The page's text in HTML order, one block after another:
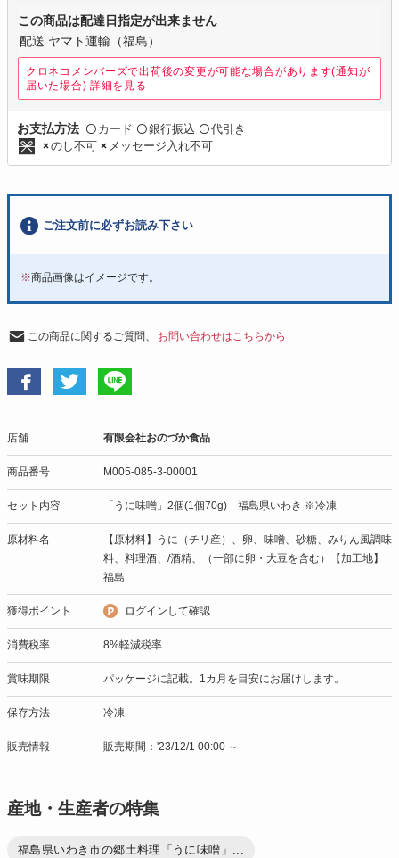
この商品は配達日指定が出来ません
配送 ヤマト運輸（福島）
クロネコメンバーズで出荷後の変更が可能な場合があります(通知が
届いた場合) 詳細を見る
お支払方法 〇 カード 〇銀行振込 〇代引き
×のし不可 × メッセージ入れ不可
ご注文前に必ずお読み下さい
※商品画像はイメージです。
この商品に関するご質問、 お問い合わせはこちらから
店舗 有限会社おのづか食品
商品番号 M005-085-3-00001
セット内容 「うに味噌」2個(1個70g) 福島県いわき ※冷凍
原材料名
【原材料】うに（チリ産）、卵、味噌、砂糖、みりん風調味
料、料理酒、/酒精、（一部に卵・大豆を含む）【加工地】
福島
獲得ポイント ログインして確認
消費税率 8%軽減税率
賞味期限 パッケージに記載。1カ月を目安にお届けします。
保存方法 冷凍
販売情報 販売期間：'23/12/1 00:00 ～
産地・生産者の特集
福島県いわき市の郷土料理「うに味噌」...